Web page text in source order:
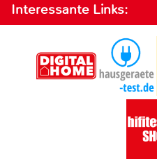
Interessante Links: